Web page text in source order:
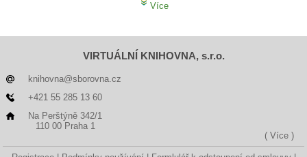
Více
VIRTUÁLNÍ KNIHOVNA, s.r.o.
knihovna@sborovna.cz
+421 55 285 13 60
Na Perštýně 342/1
110 00 Praha 1
( Více )